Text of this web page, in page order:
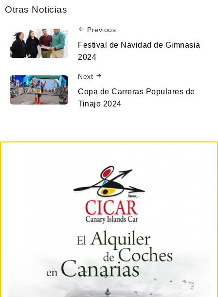
Otras Noticias
Previous
Festival de Navidad de Gimnasia
2024
Next
Copa de Carreras Populares de
Tinajo 2024